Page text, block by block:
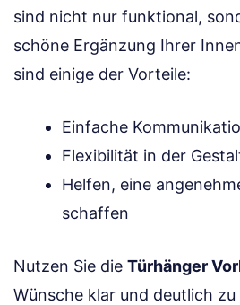
sind nicht nur funktional,
schöne Ergänzung Ihrer
sind einige der Vorteile:
Einfache
Flexibilität in der
Helfen, eine
schaffen
Nutzen Sie die Türhänger
Wünsche klar und deutlich